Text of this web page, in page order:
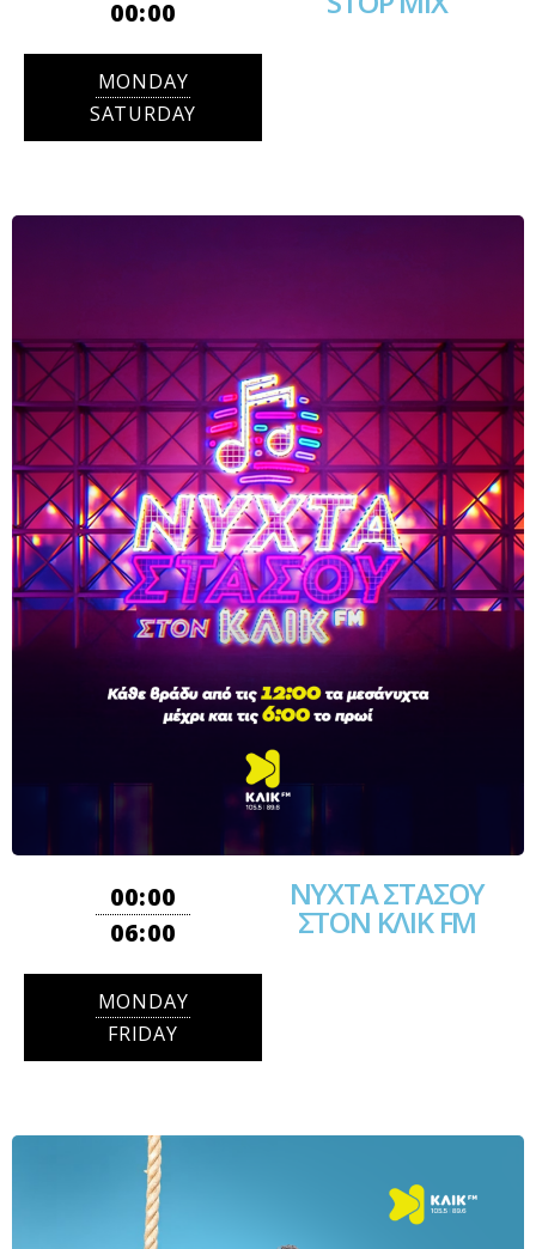
00:00
MONDAY
SATURDAY
00:00
06:00
MONDAY
FRIDAY
ΝΥΧΤΑ ΣΤΑΣΟΥ
ΣΤΟΝ ΚΛΙΚ FM